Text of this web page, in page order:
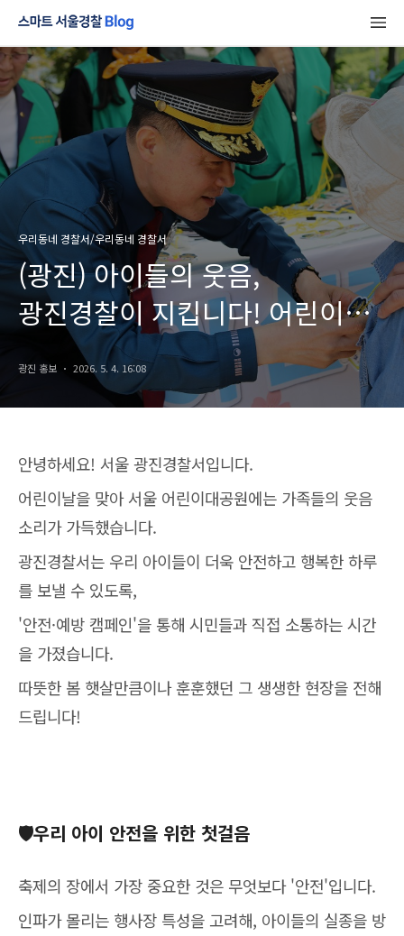
우리동네 경찰서/우리동네 경찰서
(광진) 아이들의 웃음,
광진경찰이 지킵니다! 어린이날
어린이대공원 안전캠페인
광진 홍보 2026. 5. 4. 16:08
안녕하세요! 서울 광진경찰서입니다.
어린이날을 맞아 서울 어린이대공원에는 가족들의 웃음
소리가 가득했습니다.
광진경찰서는 우리 아이들이 더욱 안전하고 행복한 하루
를 보낼 수 있도록,
'안전·예방 캠페인'을 통해 시민들과 직접 소통하는 시간
을 가졌습니다.
따뜻한 봄 햇살만큼이나 훈훈했던 그 생생한 현장을 전해
드립니다!
🛡️우리 아이 안전을 위한 첫걸음
축제의 장에서 가장 중요한 것은 무엇보다 '안전'입니다.
인파가 몰리는 행사장 특성을 고려해, 아이들의 실종을 방